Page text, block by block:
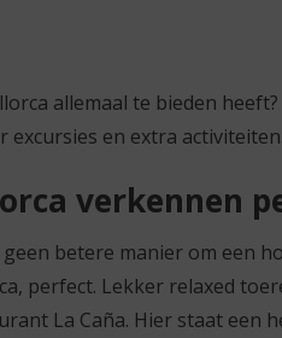
allemaal te bieden
excursies en extra activiteiten.
verkennen
betere manier om een
perfect. Lekker relaxed
La Caña. Hier staat een